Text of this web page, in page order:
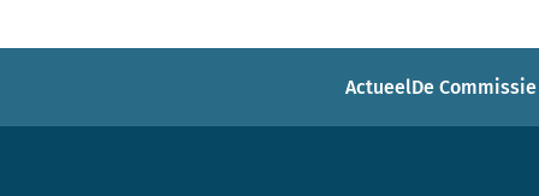
ActueelDe